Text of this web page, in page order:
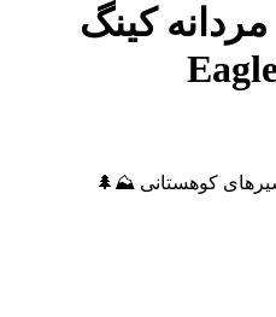
کینگ
کوهستانی ⛰️🌲